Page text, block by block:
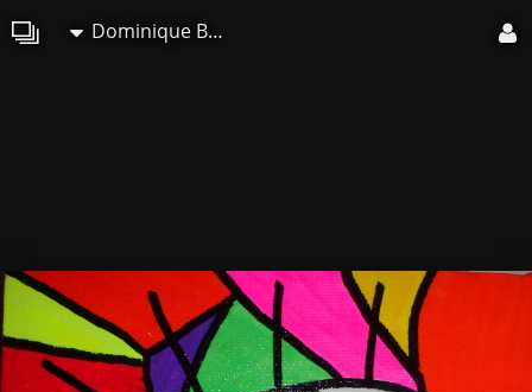
Dominique Balouet Art